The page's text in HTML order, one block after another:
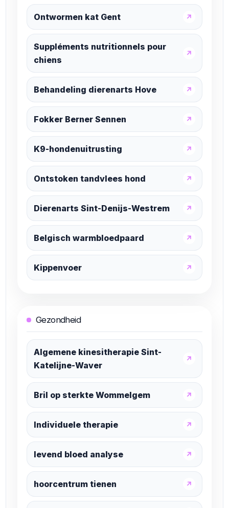
Ontwormen kat Gent ↗
Suppléments nutritionnels pour
chiens
↗
Behandeling dierenarts Hove ↗
Fokker Berner Sennen ↗
K9-hondenuitrusting ↗
Ontstoken tandvlees hond ↗
Dierenarts Sint-Denijs-Westrem ↗
Belgisch warmbloedpaard ↗
Kippenvoer ↗
Gezondheid
Algemene kinesitherapie Sint-
Katelijne-Waver
↗
Bril op sterkte Wommelgem ↗
Individuele therapie ↗
levend bloed analyse ↗
hoorcentrum tienen ↗